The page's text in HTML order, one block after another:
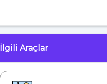
İlgili Araçlar